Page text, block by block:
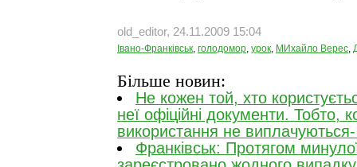
old_editor, 24.11.2009 15:04
Івано-Франківськ, голодомор, урок, МИхайло Верес,
Більше новин:
Не кожен той, хто
неї офіційні документи. Тобто,
використання не
Франківськ: Протягом